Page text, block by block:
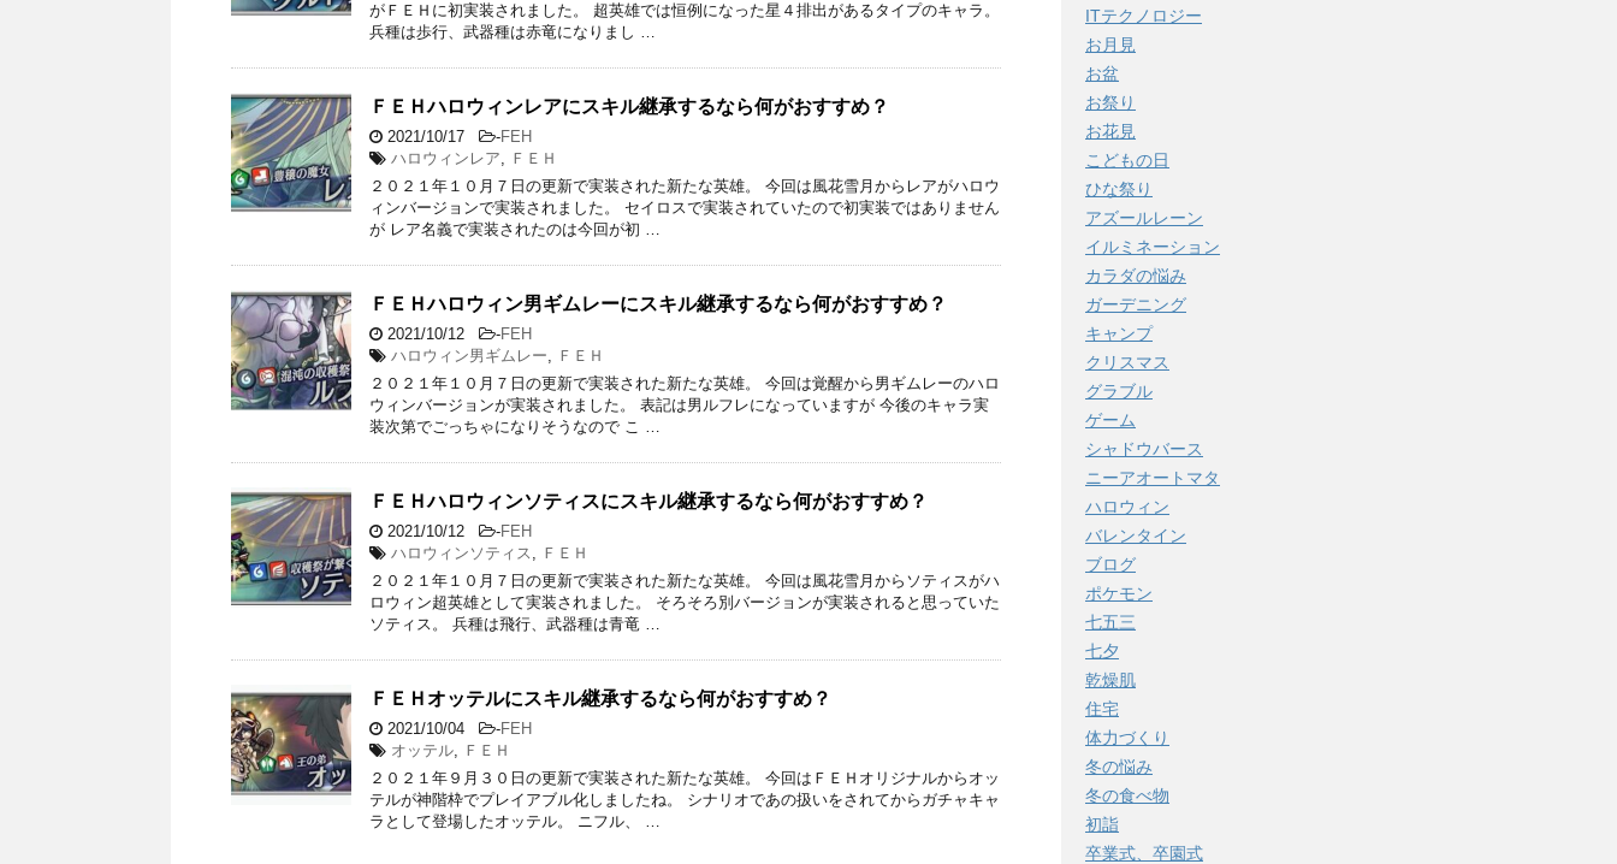
がＦＥＨに初実装されました。 超英雄では恒例になった星４排出があるタイプのキャラ。
兵種は歩行、武器種は赤竜になりまし …
ＦＥＨハロウィンレアにスキル継承するなら何がおすすめ？
2021/10/17 -FEH
ハロウィンレア, ＦＥＨ
２０２１年１０月７日の更新で実装された新たな英雄。 今回は風花雪月からレアがハロウ
ィンバージョンで実装されました。 セイロスで実装されていたので初実装ではありません
が レア名義で実装されたのは今回が初 …
ＦＥＨハロウィン男ギムレーにスキル継承するなら何がおすすめ？
2021/10/12 -FEH
ハロウィン男ギムレー, ＦＥＨ
２０２１年１０月７日の更新で実装された新たな英雄。 今回は覚醒から男ギムレーのハロ
ウィンバージョンが実装されました。 表記は男ルフレになっていますが 今後のキャラ実
装次第でごっちゃになりそうなので こ …
ＦＥＨハロウィンソティスにスキル継承するなら何がおすすめ？
2021/10/12 -FEH
ハロウィンソティス , ＦＥＨ
２０２１年１０月７日の更新で実装された新たな英雄。 今回は風花雪月からソティスがハ
ロウィン超英雄として実装されました。 そろそろ別バージョンが実装されると思っていた
ソティス。 兵種は飛行、武器種は青竜 …
ＦＥＨオッテルにスキル継承するなら何がおすすめ？
2021/10/04 -FEH
オッテル, ＦＥＨ
２０２１年９月３０日の更新で実装された新たな英雄。 今回はＦＥＨオリジナルからオッ
テルが神階枠でプレイアブル化しましたね。 シナリオであの扱いをされてからガチャキャ
ラとして登場したオッテル。 ニフル、 …
ITテクノロジー
お月見
お盆
お祭り
お花見
こどもの日
ひな祭り
アズールレーン
イルミネーション
カラダの悩み
ガーデニング
キャンプ
クリスマス
グラブル
ゲーム
シャドウバース
ニーアオートマタ
ハロウィン
バレンタイン
ブログ
ポケモン
七五三
七夕
乾燥肌
住宅
体力づくり
冬の悩み
冬の食べ物
初詣
卒業式、卒園式